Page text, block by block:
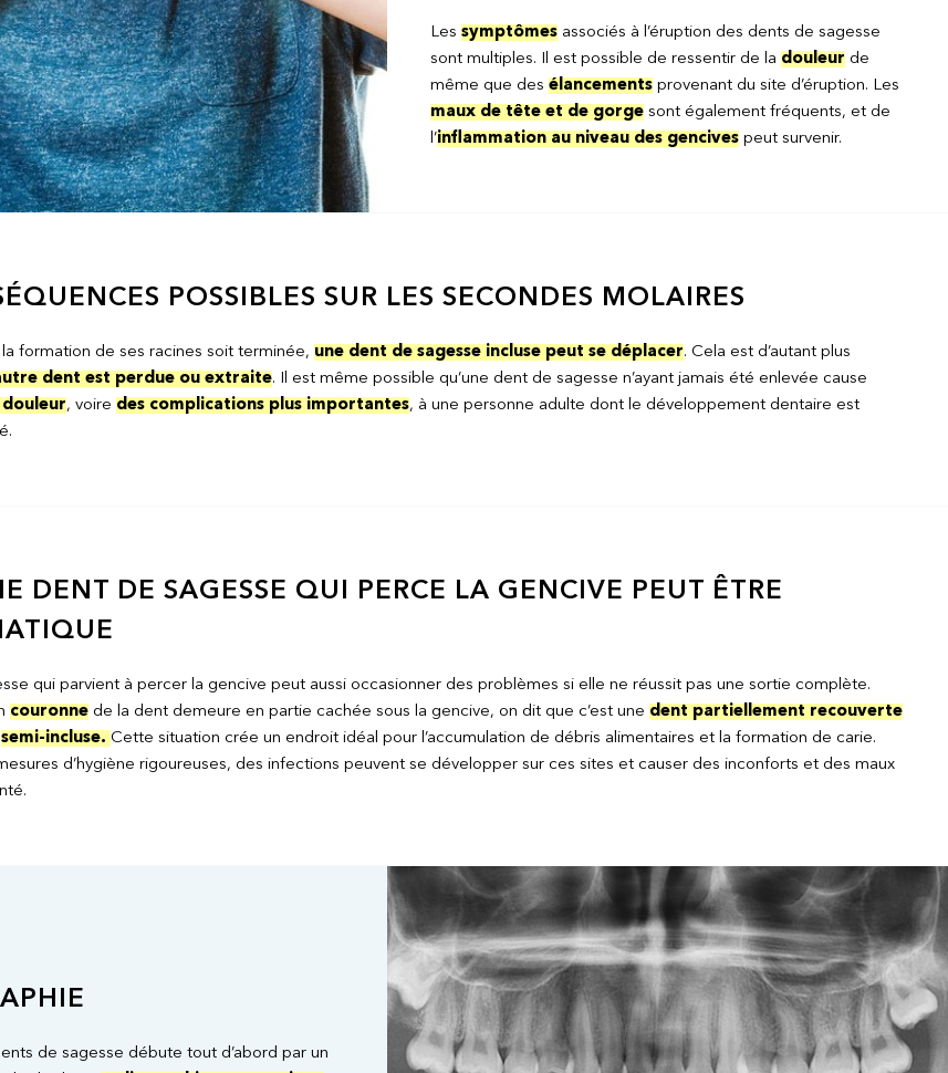
Les symptômesassociés à l’éruption des dents de sagesse
sont multiples. Il est possible de ressentir de la douleur de
même que des élancementsprovenant du site d’éruption. Les
maux de tête et de gorgesont également fréquents, et de
l’inflammation au niveau des gencivespeut survenir.
POSSIBLES SUR LES SECONDES MOLAIRES
formation de ses racines soit terminée, une dent de sagesse incluse peut se déplacer. Cela est d’autant plus
dent est perdue ou extraite. Il est même possible qu’une dent de sagesse n’ayant jamais été enlevée cause
douleur, voire des complications plus importantes, à une personne adulte dont le développement dentaire est
DENT DE SAGESSE QUI PERCE LA GENCIVE PEUT ÊTRE
qui parvient à percer la gencive peut aussi occasionner des problèmes si elle ne réussit pas une sortie complète.
couronnede la dent demeure en partie cachée sous la gencive, on dit que c’est une dent partiellement recouverte
semi-incluse. Cette situation crée un endroit idéal pour l’accumulation de débris alimentaires et la formation de carie.
d’hygiène rigoureuses, des infections peuvent se développer sur ces sites et causer des inconforts et des maux
de sagesse débute tout d’abord par un